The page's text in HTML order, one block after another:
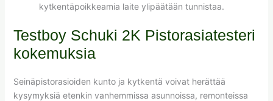
kytkentäpoikkeamia laite ylipäätään tunnistaa.
Testboy Schuki 2K Pistorasiatesteri
kokemuksia
Seinäpistorasioiden kunto ja kytkentä voivat herättää
kysymyksiä etenkin vanhemmissa asunnoissa, remonteissa